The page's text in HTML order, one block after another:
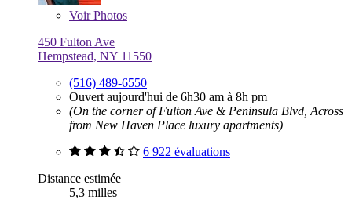
VoirPhotos
450 Fulton Ave
Hempstead, NY 11550
(516) 489-6550
Ouvert aujourd'hui de 6h30 am à 8h pm
(On the corner of Fulton Ave & Peninsula Blvd, Across
from New Haven Place luxury apartments)
6 922 évaluations
Distance estimée
5,3 milles